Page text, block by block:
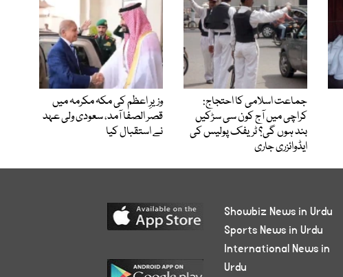
جماعت اسلامی کا احتجاج:
کراچی میں آج کون سی سڑکیں
بند ہوں گی؟ ٹریفک پولیس کی
ایڈوائزری جاری
وزیرِ اعظم کی مکہ مکرمہ میں
قصر الصفا آمد، سعودی ولی عہد
نے استقبال کیا
Showbiz News in Urdu
Sports News in Urdu
International News in
Urdu